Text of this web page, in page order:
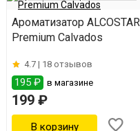
Ароматизатор ALCOSTAR
Premium Calvados
4.7 | 18 отзывов
195 ₽ в магазине
199 ₽